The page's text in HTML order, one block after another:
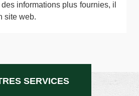
informations plus fournies, il
site web.
SERVICES